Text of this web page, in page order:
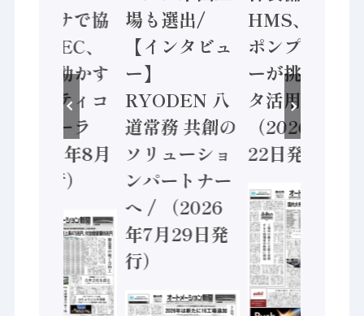
ンセンサで協
業 / IDEC、
安全に動かす
セーフティコ
ントローラ
（2026年8月
5日発行）
場も選出/
【インタビュ
ー】
RYODEN 八
道常務 共創の
ソリューショ
ンパートナー
へ / （2026
年7月29日発
行）
HMS、老舗
ポンプメーカ
ーが挑むデー
タ活用 など
（2026年7月
22日発行）